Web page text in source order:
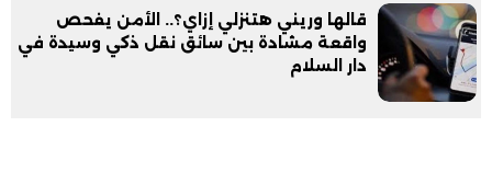
قالها وريني هتنزلي إزاي؟.. الأمن يفحص
واقعة مشادة بين سائق نقل ذكي وسيدة في
دار السلام